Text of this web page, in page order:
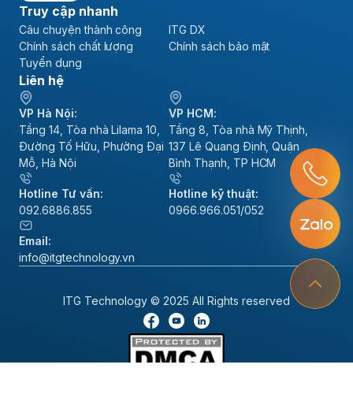
Truy cập nhanh
Câu chuyện thành công
ITG DX
Chính sách chất lượng
Chính sách bảo mật
Tuyển dụng
Liên hệ
VP Hà Nội:
Tầng 14, Tòa nhà Lilama 10,
Đường Tố Hữu, Phường Đại
Mỗ, Hà Nội
VP HCM:
Tầng 8, Tòa nhà Mỹ Thịnh,
137 Lê Quang Định, Quận
Bình Thạnh, TP HCM
Hotline Tư vấn:
092.6886.855
Hotline kỹ thuật:
0966.966.051/052
Email:
info@itgtechnology.vn
ITG Technology © 2025 All Rights reserved